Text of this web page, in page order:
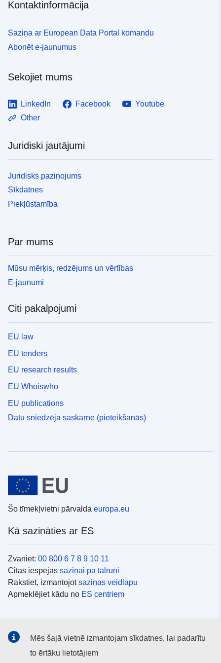
Kontaktinformācija
Saziņa ar European Data Portal komandu
Abonēt e-jaunumus
Sekojiet mums
LinkedIn Facebook
Youtube
Other
Juridiski jautājumi
Juridisks paziņojums
Sīkdatnes
Piekļūstamība
Par mums
Mūsu mērķis, redzējums un vērtības
E-jaunumi
Citi pakalpojumi
EU law
EU tenders
EU research results
EU Whoiswho
EU publications
Datu sniedzēja saskarne (pieteikšanās)
Šo tīmekļvietni pārvalda europa.eu
Kā sazināties ar ES
Zvaniet: 00 800 6 7 8 9 10 11
Citas iespējas saziņai pa tālruni
Rakstiet, izmantojotsaziņas veidlapu
Apmeklējiet kādu no ES centriem
ES kontisociālajos medijos
Mēs šajā vietnē izmantojam sīkdatnes, lai padarītu
to ērtāku lietotājiem